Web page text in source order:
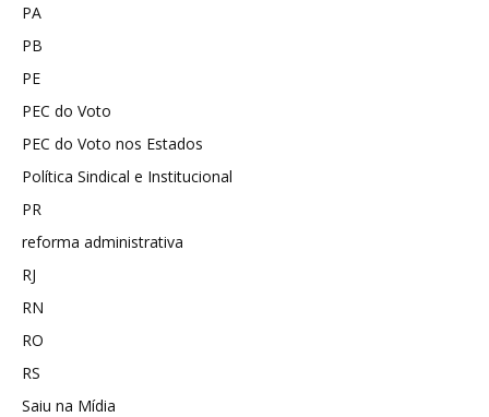
PA
PB
PE
PEC do Voto
PEC do Voto nos Estados
Política Sindical e Institucional
PR
reforma administrativa
RJ
RN
RO
RS
Saiu na Mídia